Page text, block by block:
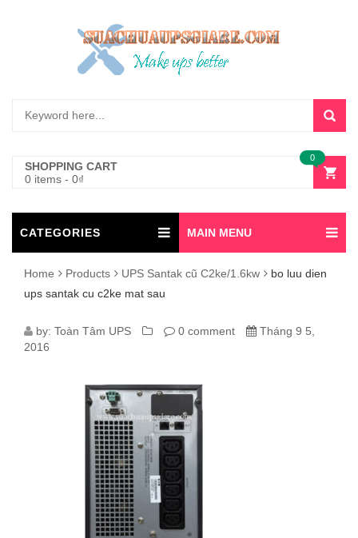
SHOPPING CART
0 items - 0₫
0
CATEGORIES MAIN MENU
Home Products UPS Santak cũ C2ke/1.6kw
bo luu dien
ups santak cu c2ke mat sau
BO
SANTAK
by: Toàn Tâm UPS 0 comment
Tháng 9 5,
2016